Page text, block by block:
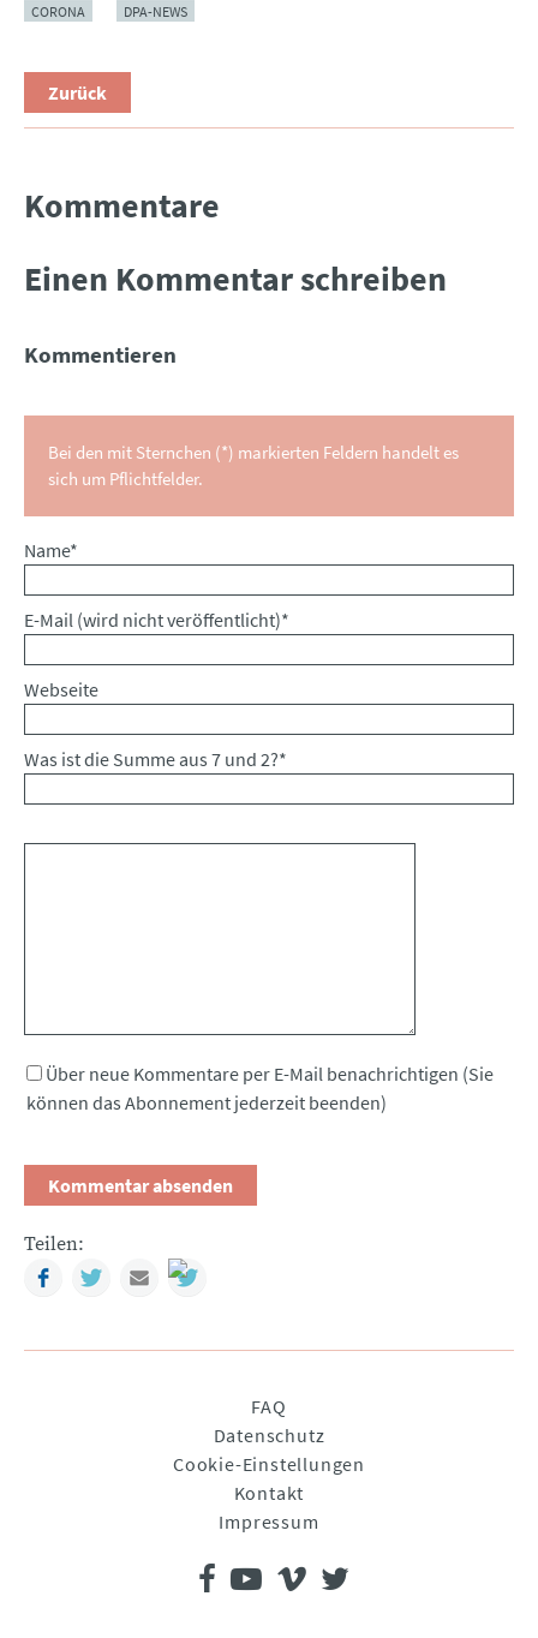
CORONA DPA-NEWS
Zurück
Kommentare
Einen Kommentar schreiben
Kommentieren
Bei den mit Sternchen (*) markierten Feldern handelt es
sich um Pflichtfelder.
Pflichtfeld
Name*
Pflichtfeld
E-Mail (wird nicht veröffentlicht)*
Webseite
Was ist die Summe aus 7 und 2?*
Über neue Kommentare per E-Mail benachrichtigen (Sie
können das Abonnement jederzeit beenden)
Teilen:
FacebookTwitterMail
FAQ
Datenschutz
Cookie-Einstellungen
Kontakt
Impressum